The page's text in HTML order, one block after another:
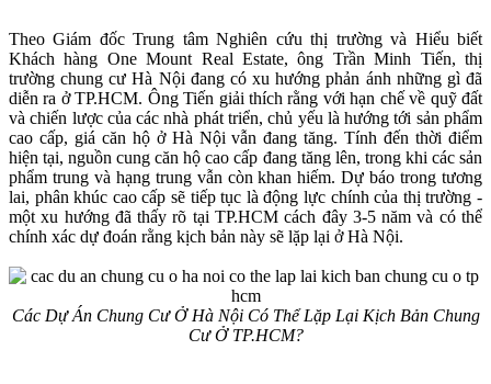
Theo Giám đốc Trung tâm Nghiên cứu thị trường và Hiểu biết
Khách hàng One Mount Real Estate, ông Trần Minh Tiến, thị
trường chung cư Hà Nội đang có xu hướng phản ánh những gì đã
diễn ra ở TP.HCM. Ông Tiến giải thích rằng với hạn chế về quỹ đất
và chiến lược của các nhà phát triển, chủ yếu là hướng tới sản phẩm
cao cấp, giá căn hộ ở Hà Nội vẫn đang tăng. Tính đến thời điểm
hiện tại, nguồn cung căn hộ cao cấp đang tăng lên, trong khi các sản
phẩm trung và hạng trung vẫn còn khan hiếm. Dự báo trong tương
lai, phân khúc cao cấp sẽ tiếp tục là động lực chính của thị trường -
một xu hướng đã thấy rõ tại TP.HCM cách đây 3-5 năm và có thể
chính xác dự đoán rằng kịch bản này sẽ lặp lại ở Hà Nội.
Các Dự Án Chung Cư Ở Hà Nội Có Thể Lặp Lại Kịch Bản Chung
Cư Ở TP.HCM?